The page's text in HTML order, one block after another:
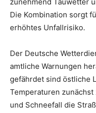
Die Kombination sorgt
erhöhtes Unfallrisiko.
Der Deutsche
amtliche Warnungen
gefährdet sind östliche
Temperaturen
und Schneefall die